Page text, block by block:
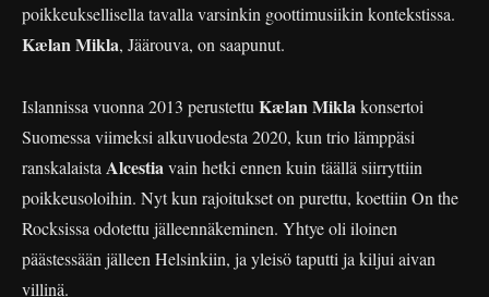
poikkeuksellisella tavalla varsinkin goottimusiikin kontekstissa.
Kælan Mikla, Jäärouva, on saapunut.
Islannissa vuonna 2013 perustettu Kælan Miklakonsertoi
Suomessa viimeksi alkuvuodesta 2020, kun trio lämppäsi
ranskalaista Alcestiavain hetki ennen kuin täällä siirryttiin
poikkeusoloihin. Nyt kun rajoitukset on purettu, koettiin On the
Rocksissa odotettu jälleennäkeminen. Yhtye oli iloinen
päästessään jälleen Helsinkiin, ja yleisö taputti ja kiljui aivan
villinä.